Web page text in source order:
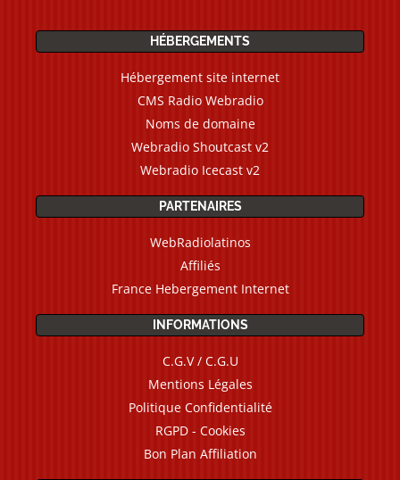
HÉBERGEMENTS
Hébergement site internet
CMS Radio Webradio
Noms de domaine
Webradio Shoutcast v2
Webradio Icecast v2
PARTENAIRES
WebRadiolatinos
Affiliés
France Hebergement Internet
INFORMATIONS
C.G.V / C.G.U
Mentions Légales
Politique Confidentialité
RGPD - Cookies
Bon Plan Affiliation